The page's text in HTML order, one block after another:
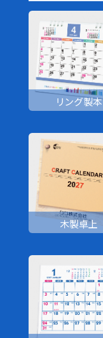
リング製本
木製卓上